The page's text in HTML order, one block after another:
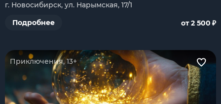
г. Новосибирск, ул. Нарымская, 17/1
Подробнее
от 2 500 ₽
Приключения, 13+